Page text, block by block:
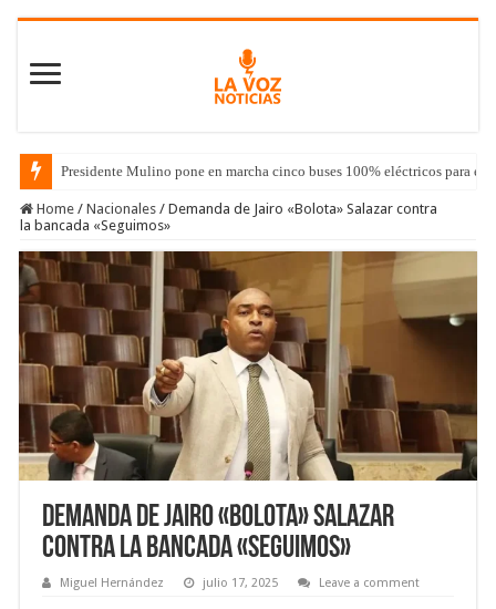
Presidente Mulino pone en marcha cinco buses 100% eléctricos para el
Home / Nacionales / Demanda de Jairo «Bolota» Salazar contra
la bancada «Seguimos»
Demanda de Jairo «Bolota» Salazar
contra la bancada «Seguimos»
Miguel Hernández julio 17, 2025 Leave a comment